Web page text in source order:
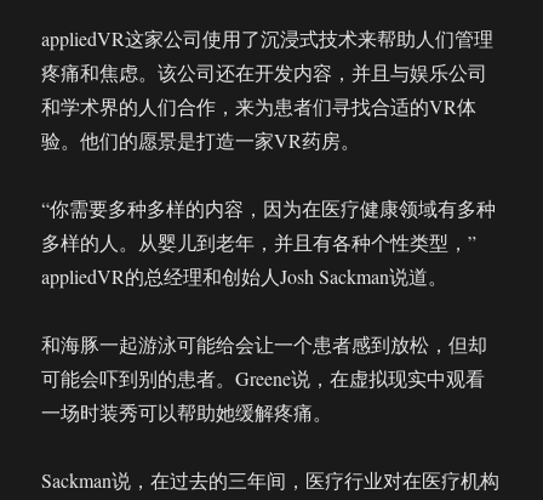
appliedVR这家公司使用了沉浸式技术来帮助人们管理
疼痛和焦虑。该公司还在开发内容，并且与娱乐公司
和学术界的人们合作，来为患者们寻找合适的VR体
验。他们的愿景是打造一家VR药房。
“你需要多种多样的内容，因为在医疗健康领域有多种
多样的人。从婴儿到老年，并且有各种个性类型，”
appliedVR的总经理和创始人Josh Sackman说道。
和海豚一起游泳可能给会让一个患者感到放松，但却
可能会吓到别的患者。Greene说，在虚拟现实中观看
一场时装秀可以帮助她缓解疼痛。
Sackman说，在过去的三年间，医疗行业对在医疗机构